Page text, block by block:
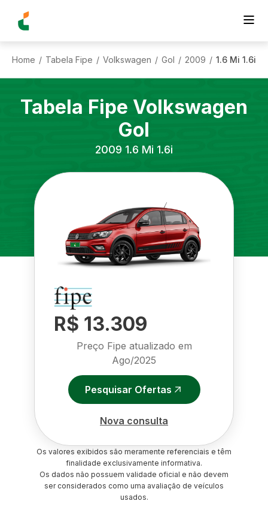
Home / Tabela Fipe / Volkswagen / Gol / 2009 / 1.6 Mi 1.6i
Tabela Fipe Volkswagen
Gol
2009 1.6 Mi 1.6i
R$ 13.309
Preço Fipe atualizado em
Ago/2025
Pesquisar Ofertas
Nova consulta
Os valores exibidos são meramente referenciais e têm
finalidade exclusivamente informativa.
Os dados não possuem validade oficial e não devem
ser considerados como uma avaliação de veículos
usados.